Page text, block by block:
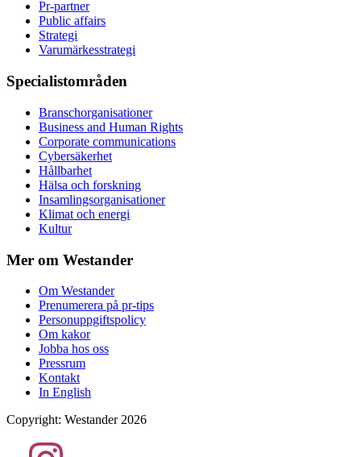
Pr-partner
Public affairs
Strategi
Varumärkesstrategi
Specialistområden
Branschorganisationer
Business and Human Rights
Corporate communications
Cybersäkerhet
Hållbarhet
Hälsa och forskning
Insamlingsorganisationer
Klimat och energi
Kultur
Mer om Westander
Om Westander
Prenumerera på pr-tips
Personuppgiftspolicy
Om kakor
Jobba hos oss
Pressrum
Kontakt
In English
Copyright: Westander 2026